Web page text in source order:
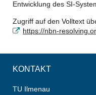
Entwicklung des SI-
Zugriff auf den Volltext
https://nbn-
KONTAKT
TU Ilmenau